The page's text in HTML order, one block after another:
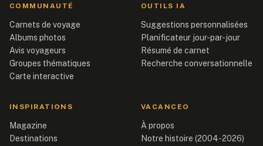
COMMUNAUTÉ
Carnets de voyage
Albums photos
Avis voyageurs
Groupes thématiques
Carte interactive
OUTILS IA
Suggestions personnalisées
Planificateur jour-par-jour
Résumé de carnet
Recherche conversationnelle
INSPIRATIONS
Magazine
Destinations
VACANCEO
À propos
Notre histoire (2004-2026)